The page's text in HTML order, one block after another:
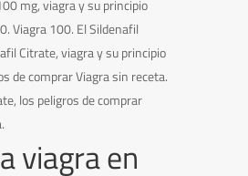
mg, viagra y su principio
Viagra 100. El Sildenafil
Citrate, viagra y su principio
de comprar Viagra sin receta.
los peligros de comprar
viagra en